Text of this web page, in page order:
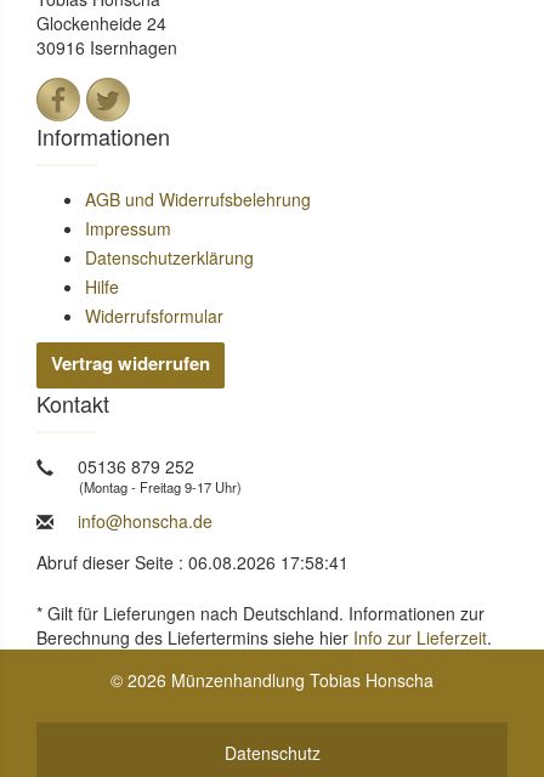
Glockenheide 24
30916 Isernhagen
Informationen
AGB und Widerrufsbelehrung
Impressum
Datenschutzerklärung
Hilfe
Widerrufsformular
Vertrag widerrufen
Kontakt
05136 879 252
(Montag - Freitag 9-17 Uhr)
info@honscha.de
Abruf dieser Seite : 06.08.2026 17:58:41
* Gilt für Lieferungen nach Deutschland. Informationen zur
Berechnung des Liefertermins siehe hier Info zur Lieferzeit.
© 2026 Münzenhandlung Tobias Honscha
Datenschutz